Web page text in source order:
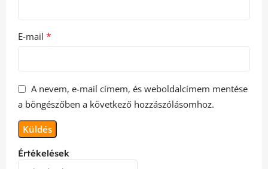
Értékelések
E-mail *
A nevem, e-mail címem, és weboldalcímem mentése
a böngészőben a következő hozzászólásomhoz.